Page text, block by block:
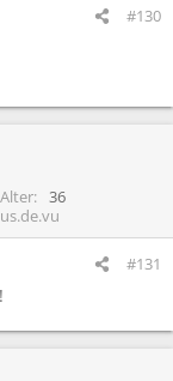
#130
Alter
36
#131